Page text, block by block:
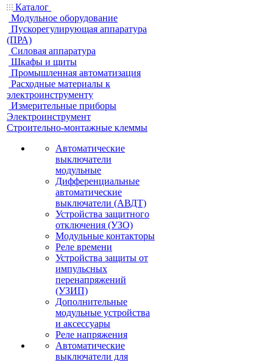
Каталог
Модульное оборудование
Пускорегулирующая аппаратура
(ПРА)
Силовая аппаратура
Шкафы и щиты
Промышленная автоматизация
Расходные материалы к
электроинструменту
Измерительные приборы
Электроинструмент
Строительно-монтажные клеммы
Автоматические
выключатели
модульные
Дифференциальные
автоматические
выключатели (АВДТ)
Устройства защитного
отключения (УЗО)
Модульные контакторы
Реле времени
Устройства защиты от
импульсных
перенапряжений
(УЗИП)
Дополнительные
модульные устройства
и аксессуары
Реле напряжения
Автоматические
выключатели для